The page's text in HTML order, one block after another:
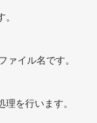
ァイル名です。
理を行います。